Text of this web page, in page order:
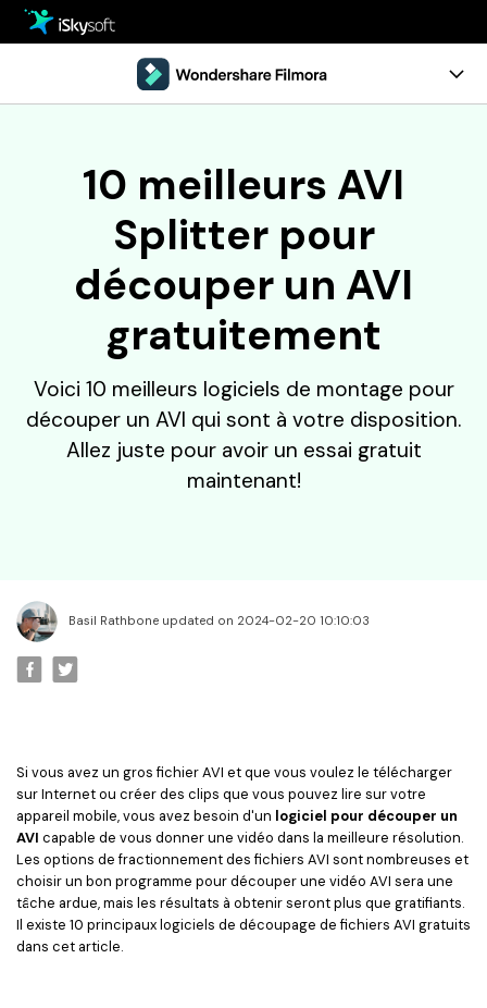
Conception
Téléchargement
Support
Configuration requise
ESSAI GRATUIT ACHETER
10 meilleurs AVI
Splitter pour
découper un AVI
gratuitement
Voici 10 meilleurs logiciels de montage pour
découper un AVI qui sont à votre disposition.
Allez juste pour avoir un essai gratuit
maintenant!
Basil Rathbone updated on 2024-02-20 10:10:03
Si vous avez un gros fichier AVI et que vous voulez le télécharger
sur Internet ou créer des clips que vous pouvez lire sur votre
appareil mobile, vous avez besoin d'un logiciel pour découper un
AVI capable de vous donner une vidéo dans la meilleure résolution.
Les options de fractionnement des fichiers AVI sont nombreuses et
choisir un bon programme pour découper une vidéo AVI sera une
tâche ardue, mais les résultats à obtenir seront plus que gratifiants.
Il existe 10 principaux logiciels de découpage de fichiers AVI gratuits
dans cet article.